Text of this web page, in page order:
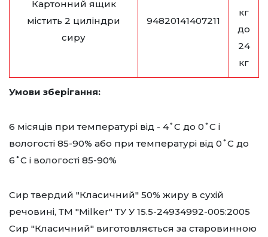
Картонний ящик
містить 2 циліндри
сиру
94820141407211
кг
до
24
кг
Умови зберігання:
6 місяців при температурі від - 4˚С до 0˚С і
вологості 85-90% або при температурі від 0˚С до
6˚С і вологості 85-90%
Сир твердий "Класичний" 50% жиру в сухій
речовині, ТМ "Milker" ТУ У 15.5-24934992-005:2005
Сир "Класичний" виготовляється за старовинною